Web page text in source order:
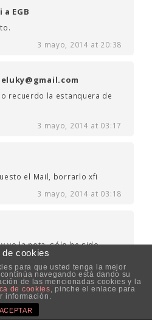
EGB
3 mayo, 2014 at 20:38
recuerdo la estanquera de
3 mayo, 2014 at 03:17
el Mail, borrarlo xfi
3 mayo, 2014 at 03:18
yo la nota, sólo he sido
reconocer La Estanquera de
hice a Roque III, Las
verano y la historia de los
historia)
de cookies
para que usted tenga la mejor
navegando está dando su
de las mencionadas cookies y la
de cookies, pinche el enlace para
información.
ACEPTAR